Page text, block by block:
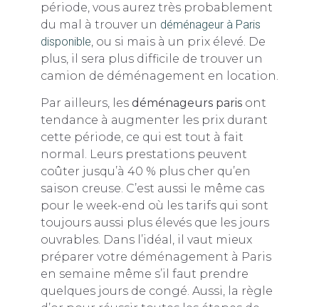
période, vous aurez très probablement
du mal à trouver un déménageur à Paris
disponible, ou si mais à un prix élevé. De
plus, il sera plus difficile de trouver un
camion de déménagement en location.
Par ailleurs, les déménageurs parisont
tendance à augmenter les prix durant
cette période, ce qui est tout à fait
normal. Leurs prestations peuvent
coûter jusqu’à 40 % plus cher qu’en
saison creuse. C’est aussi le même cas
pour le week-end où les tarifs qui sont
toujours aussi plus élevés que les jours
ouvrables. Dans l’idéal, il vaut mieux
préparer votre déménagement à Paris
en semaine même s’il faut prendre
quelques jours de congé. Aussi, la règle